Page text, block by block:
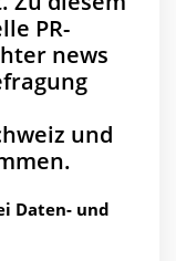
PR-
news
und
Daten- und